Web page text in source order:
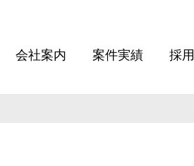
会社案内 案件実績 採